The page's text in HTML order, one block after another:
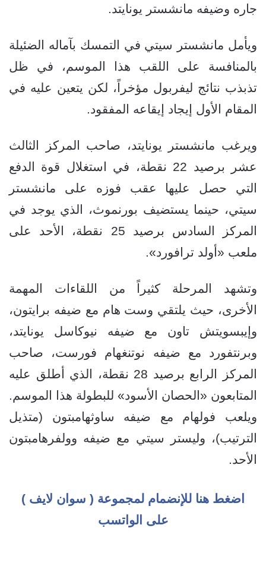
جاره وضيفه مانشستر يونايتد.
ويأمل مانشستر سيتي في التمسك بآماله الضئيلة
بالمنافسة على اللقب هذا الموسم، في ظل
تذبذب نتائج ليفربول مؤخراً، لكن يتعين عليه في
المقام الأول إيجاد إيقاعه المفقود.
ويرغب مانشستر يونايتد، صاحب المركز الثالث
عشر برصيد 22 نقطة، في استغلال قوة الدفع
التي حصل عليها عقب فوزه على مانشستر
سيتي، حينما يستضيف بورنموث، الذي يوجد في
المركز السادس برصيد 25 نقطة، الأحد على
ملعب «أولد ترافورد».
وتشهد المرحلة كثيراً من اللقاءات المهمة
الأخرى، حيث يلتقي وست هام مع ضيفه برايتون،
وإيبسويتش تاون مع ضيفه نيوكاسل يونايتد،
وبرنتفورد مع ضيفه نوتنغهام فورست، صاحب
المركز الرابع برصيد 28 نقطة، الذي أطلق عليه
المتابعون «الحصان الأسود» للبطولة هذا الموسم.
ويلعب فولهام مع ضيفه ساوثهامبتون (متذيل
الترتيب)، وليستر سيتي مع ضيفه وولفرهامبتون
الأحد.
اضغط هنا للإنضمام لمجموعة ( سوان لايف )
على الواتسب